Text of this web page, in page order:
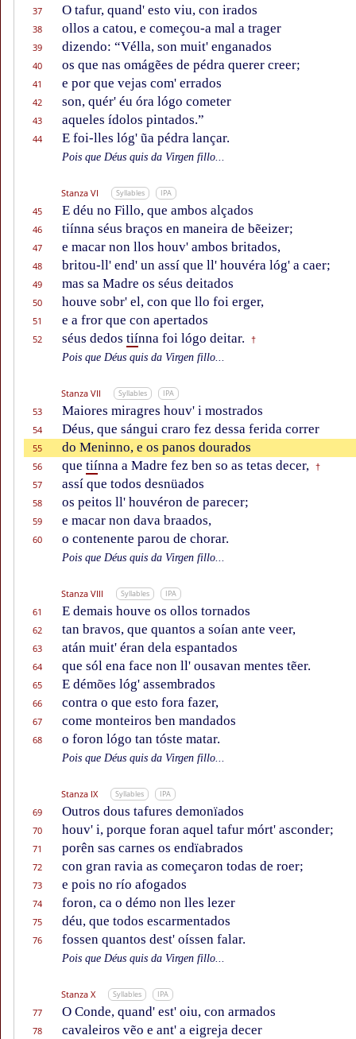
37 O tafur, quand' esto viu, con irados
38 ollos a catou, e começou-a mal a trager
39 dizendo: “Vélla, son muit' enganados
40 os que nas omágẽes de pédra querer creer;
41 e por que vejas com' errados
42 son, quér' éu óra lógo cometer
43 aqueles ídolos pintados.”
44 E foi-lles lóg' ũa pédra lançar.
Pois que Déus quis da Virgen fillo...
Stanza VI Syllables IPA
45 E déu no Fillo, que ambos alçados
46 tiínna séus braços en maneira de bẽeizer;
47 e macar non llos houv' ambos britados,
48 britou-ll' end' un assí que ll' houvéra lóg' a caer;
49 mas sa Madre os séus deitados
50 houve sobr' el, con que llo foi erger,
51 e a fror que con apertados
52 séus dedos tiínna foi lógo deitar. †
Pois que Déus quis da Virgen fillo...
Stanza VII Syllables IPA
53 Maiores miragres houv' i mostrados
54 Déus, que sángui craro fez dessa ferida correr
55 do Meninno, e os panos dourados
56 que tiínna a Madre fez ben so as tetas decer, †
57 assí que todos desnüados
58 os peitos ll' houvéron de parecer;
59 e macar non dava braados,
60 o contenente parou de chorar.
Pois que Déus quis da Virgen fillo...
Stanza VIII Syllables IPA
61 E demais houve os ollos tornados
62 tan bravos, que quantos a soían ante veer,
63 atán muit' éran dela espantados
64 que sól ena face non ll' ousavan mentes tẽer.
65 E démões lóg' assembrados
66 contra o que esto fora fazer,
67 come monteiros ben mandados
68 o foron lógo tan tóste matar.
Pois que Déus quis da Virgen fillo...
Stanza IX Syllables IPA
69 Outros dous tafures demonïados
70 houv' i, porque foran aquel tafur mórt' asconder;
71 porên sas carnes os endïabrados
72 con gran ravia as começaron todas de roer;
73 e pois no río afogados
74 foron, ca o démo non lles lezer
75 déu, que todos escarmentados
76 fossen quantos dest' oíssen falar.
Pois que Déus quis da Virgen fillo...
Stanza X Syllables IPA
77 O Conde, quand' est' oiu, con armados
78 cavaleiros vẽo e ant' a eigreja decer